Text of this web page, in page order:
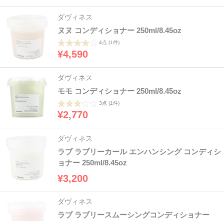
ダヴィネス
ヌヌ コンディショナー 250ml/8.45oz
4点 (1件)
¥4,590
ダヴィネス
モモ コンディショナー 250ml/8.45oz
3点 (1件)
¥2,770
ダヴィネス
ラブ ラブリーカール エンハンシング コンディシ
ョナー 250ml/8.45oz
¥3,200
ダヴィネス
ラブ ラブリースムーシングコンディショナー